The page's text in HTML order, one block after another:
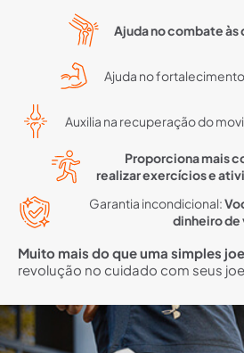
Ajuda no combate às
Ajuda no
Auxilia na recuperação do
Proporciona mais
realizar exercícios e
Garantia incondicional:
dinheiro de
Muito mais do que uma simples
revolução no cuidado com seus